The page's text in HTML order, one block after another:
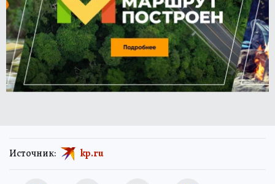
Источник: kp.ru